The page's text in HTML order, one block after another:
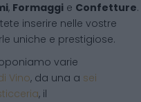
, Formaggi e Confetture.
inserire nelle vostre
uniche e prestigiose.
varie
Vino, da una a sei
, il